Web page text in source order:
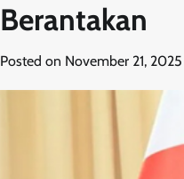
Berantakan
Posted on November 21, 2025